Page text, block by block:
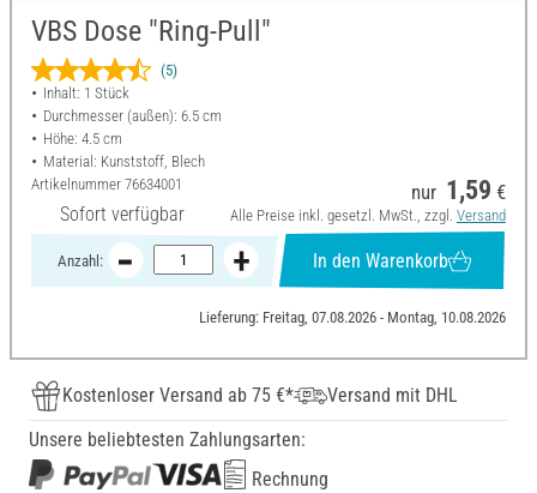
VBS Dose "Ring-Pull"
(5)
Inhalt: 1 Stück
Durchmesser (außen): 6.5 cm
Höhe: 4.5 cm
Material: Kunststoff, Blech
Artikelnummer 76634001
Sofort verfügbar
nur 1,59 €
Alle Preise inkl. gesetzl. MwSt., zzgl. Versand
Anzahl: In den Warenkorb
Lieferung: Freitag, 07.08.2026 - Montag, 10.08.2026
Kostenloser Versand ab 75 €*
Versand mit DHL
Unsere beliebtesten Zahlungsarten:
Rechnung